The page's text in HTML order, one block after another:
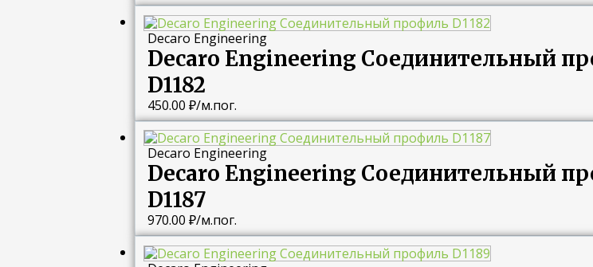
Decaro Engineering
Decaro Engineering Соединительный
D1182
450.00 ₽/м.пог.
Decaro Engineering
Decaro Engineering Соединительный
D1187
970.00 ₽/м.пог.